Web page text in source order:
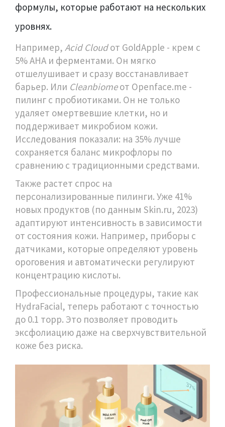
формулы, которые работают на нескольких
уровнях.
Например, Acid Cloudот GoldApple - крем с
5% AHA и ферментами. Он мягко
отшелушивает и сразу восстанавливает
барьер. Или Cleanbiomeот Openface.me -
пилинг с пробиотиками. Он не только
удаляет омертвевшие клетки, но и
поддерживает микробиом кожи.
Исследования показали: на 35% лучше
сохраняется баланс микрофлоры по
сравнению с традиционными средствами.
Также растет спрос на
персонализированные пилинги. Уже 41%
новых продуктов (по данным Skin.ru, 2023)
адаптируют интенсивность в зависимости
от состояния кожи. Например, приборы с
датчиками, которые определяют уровень
ороговения и автоматически регулируют
концентрацию кислоты.
Профессиональные процедуры, такие как
HydraFacial, теперь работают с точностью
до 0.1 торр. Это позволяет проводить
эксфолиацию даже на сверхчувствительной
коже без риска.